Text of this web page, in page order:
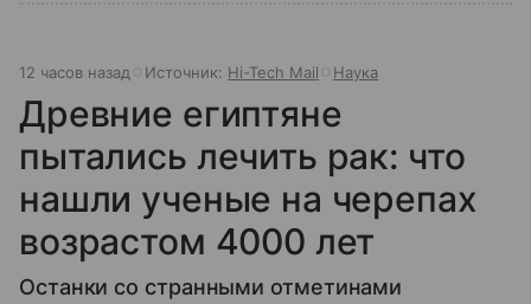
12 часов назад Источник: Hi-Tech Mail Наука
Древние египтяне
пытались лечить рак: что
нашли ученые на черепах
возрастом 4000 лет
Останки со странными отметинами